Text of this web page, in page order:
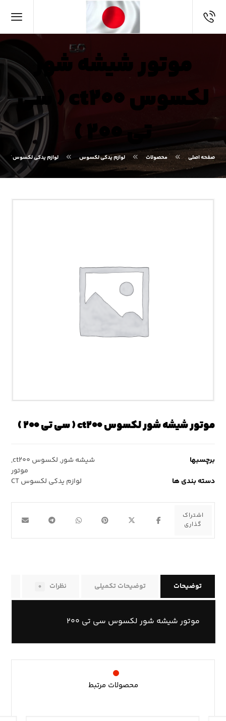
موتور شیشه شور
لکسوس ct۲۰۰ ( سی
تی ۲۰۰ )
صفحه اصلی محصولات لوازم یدکی لکسوس لوازم یدکی لکسوس CT
موتور شیشه شور لکسوس ct۲۰۰ ( سی تی ۲۰۰ )
برچسبها شیشه شور, لکسوس ct۲۰۰
,
موتور
دسته بندی ها
لوازم یدکی لکسوس CT
توضیحات توضیحات تکمیلی نظرات ۰
موتور شیشه شور لکسوس سی تی ۲۰۰
محصولات مرتبط